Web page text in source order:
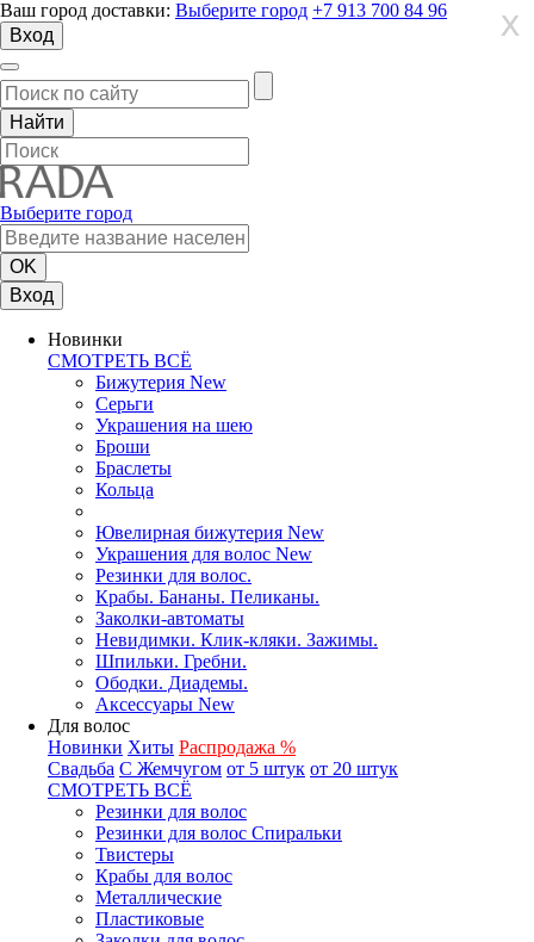
Ваш город доставки: Выберите город +7 913 700 84 96
Вход
Выберите город
Вход
Новинки
СМОТРЕТЬ ВСЁ
Бижутерия New
Серьги
Украшения на шею
Броши
Браслеты
Кольца
Ювелирная бижутерия New
Украшения для волос New
Резинки для волос.
Крабы. Бананы. Пеликаны.
Заколки-автоматы
Невидимки. Клик-кляки. Зажимы.
Шпильки. Гребни.
Ободки. Диадемы.
Аксессуары New
Для волос
Новинки Хиты Распродажа %
Свадьба С Жемчугом от 5 штук от 20 штук
СМОТРЕТЬ ВСЁ
Резинки для волос
Резинки для волос Спиральки
Твистеры
Крабы для волос
Металлические
Пластиковые
X
X
X